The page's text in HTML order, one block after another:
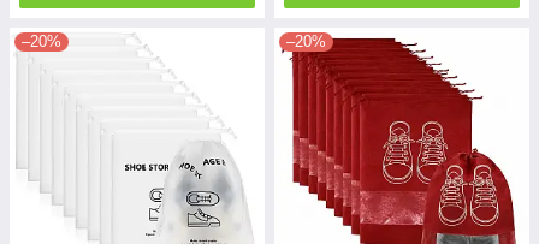
–20% –20%